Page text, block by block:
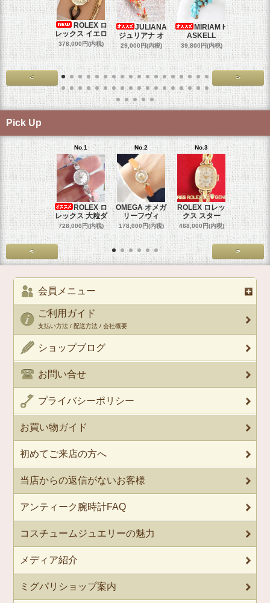
ROLEX ロ
レックス イエロ
378,000円(内税)
JULIANA
ジュリアナ オ
29,000円(内税)
MIRIAM H
ASKELL
39,800円(内税)
オメガマ
スダ
458,000円
< >
Pick Up
No.1
ROLEX ロ
レックス 大粒ダ
728,000円(内税)
No.2
OMEGA オメガ
リーフヴィ
178,000円(内税)
No.3
ROLEX ロレッ
クス スター
468,000円(内税)
No.4
ROLEX
クス
458,000円
< >
会員メニュー
ご利用ガイド
支払い方法 / 配送方法 / 会社概要
ショップブログ
お問い合せ
プライバシーポリシー
お買い物ガイド
初めてご来店の方へ
当店からの返信がないお客様
アンティーク腕時計FAQ
コスチュームジュエリーの魅力
メディア紹介
ミグパリショップ案内